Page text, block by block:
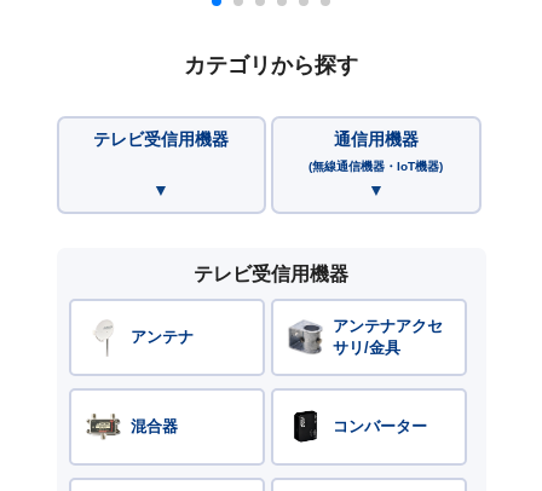
カテゴリから探す
テレビ受信用機器 通信用機器
(無線通信機器・IoT機器)
テレビ受信用機器
アンテナ
アンテナアクセ
サリ/金具
混合器 コンバーター